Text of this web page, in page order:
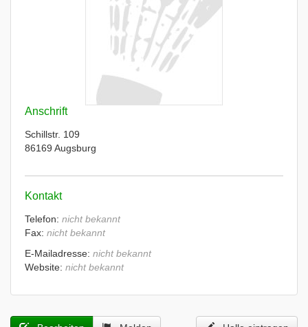
Anschrift
Schillstr. 109
86169 Augsburg
Kontakt
Telefon: nicht bekannt
Fax: nicht bekannt
E-Mailadresse: nicht bekannt
Website: nicht bekannt